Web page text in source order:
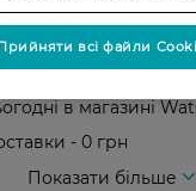
- 79 грн,
- 599 грн
в магазині
- 0 грн
Показати більше
всі файли